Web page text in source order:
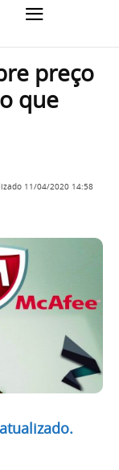
preço
que
11/04/2020 14:58